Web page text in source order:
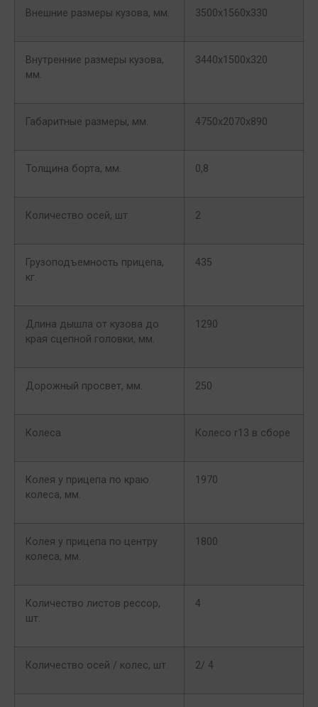
Внешние размеры кузова, мм. 3500х1560х330
Внутренние размеры кузова,
мм.
3440х1500х320
Габаритные размеры, мм. 4750х2070х890
Толщина борта, мм. 0,8
Количество осей, шт 2
Грузоподъемность прицепа,
кг.
435
Длина дышла от кузова до
края сцепной головки, мм.
1290
Дорожный просвет, мм. 250
Колеса Колесо r13 в сборе
Колея у прицепа по краю
колеса, мм.
1970
Колея у прицепа по центру
колеса, мм.
1800
Количество листов рессор,
шт.
4
Количество осей / колес, шт. 2/ 4